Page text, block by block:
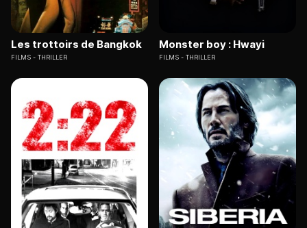
Les trottoirs de Bangkok
FILMS THRILLER
Monster boy : Hwayi
FILMS THRILLER